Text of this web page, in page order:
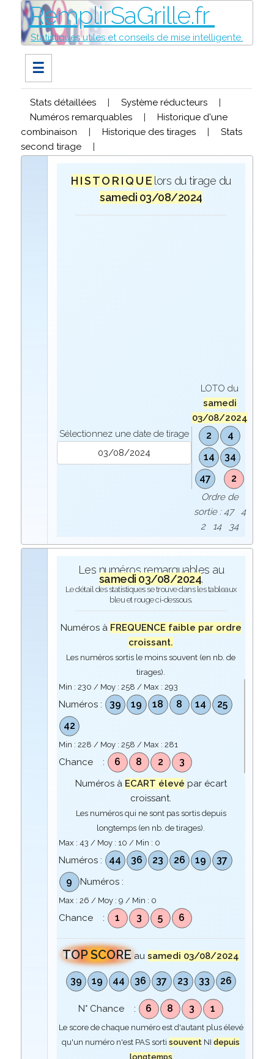
RemplirSaGrille.fr
Statistiques utiles et conseils de mise intelligente.
☰
Stats détaillées | Système réducteurs
|
Numéros remarquables
|
Historique d'une
combinaison
| Historique des tirages |
Stats
second tirage
|
H I S T O R I Q U E lors du tirage du
samedi 03/08/2024
Sélectionnez une date de tirage
LOTO du
samedi
03/08/2024
2
4
14
34
47
2
Ordre de
sortie : 47 4
2 14 34
Les numéros remarquables au
samedi 03/08/2024.
Le détail des statistiques se trouve dans les tableaux
bleu et rouge ci-dessous.
Numéros à FREQUENCE faible par ordre
croissant.
Les numéros sortis le moins souvent (en nb. de
tirages).
Min : 230 / Moy : 258 / Max : 293
Numéros : 39 19 18 8 14
25
42
Min : 228 / Moy : 258 / Max : 281
Chance : 6 8 2 3
Numéros à ECART élevé par écart
croissant.
Les numéros qui ne sont pas sortis depuis
longtemps (en nb. de tirages).
Max : 43 / Moy : 10 / Min : 0
Numéros : 44 36 23 26 19
37
9
Numéros :
Max : 26 / Moy : 9 / Min : 0
Chance : 1 3 5 6
TOP SCOREausamedi 03/08/2024
39 19 44 36 37 23 33 26
N° Chance : 6 8 3 1
Le score de chaque numéro est d'autant plus élevé
qu'un numéro n'est PAS sortisouvent NIdepuis
longtemps